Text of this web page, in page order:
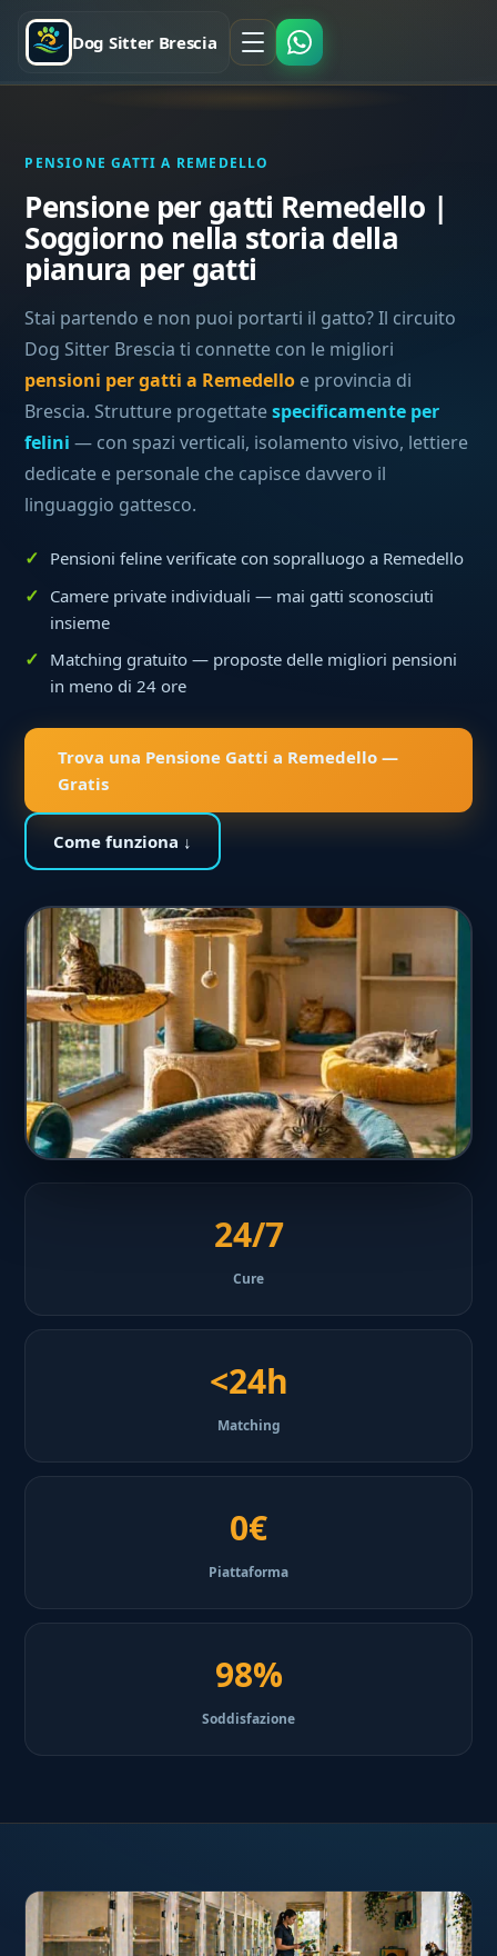
Dog Sitter Brescia
PENSIONE GATTI A REMEDELLO
Pensione per gatti Remedello |
Soggiorno nella storia della
pianura per gatti
Stai partendo e non puoi portarti il gatto? Il circuito
Dog Sitter Brescia ti connette con le migliori
pensioni per gatti a Remedello e provincia di
Brescia. Strutture progettatespecificamente per
felini — con spazi verticali, isolamento visivo, lettiere
dedicate e personale che capisce davvero il
linguaggio gattesco.
Pensioni feline verificate con sopralluogo a Remedello
Camere private individuali — mai gatti sconosciuti
insieme
Matching gratuito — proposte delle migliori pensioni
in meno di 24 ore
Trova una Pensione Gatti a Remedello —
Gratis
Come funziona ↓
24/7
Cure
<24h
Matching
0€
Piattaforma
98%
Soddisfazione